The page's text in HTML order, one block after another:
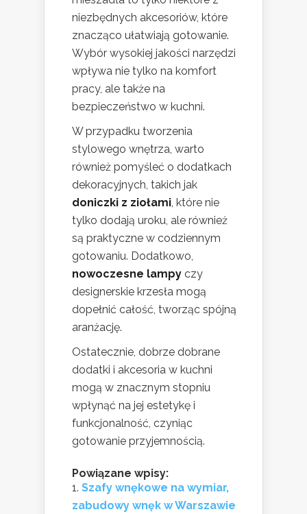
niezbędnych akcesoriów, które
znacząco ułatwiają gotowanie.
Wybór wysokiej jakości narzędzi
wpływa nie tylko na komfort
pracy, ale także na
bezpieczeństwo w kuchni.
W przypadku tworzenia
stylowego wnętrza, warto
również pomyśleć o dodatkach
dekoracyjnych, takich jak
doniczki z ziołami, które nie
tylko dodają uroku, ale również
są praktyczne w codziennym
gotowaniu. Dodatkowo,
nowoczesne lampy czy
designerskie krzesła mogą
dopełnić całość, tworząc spójną
aranżację.
Ostatecznie, dobrze dobrane
dodatki i akcesoria w kuchni
mogą w znacznym stopniu
wpłynąć na jej estetykę i
funkcjonalność, czyniąc
gotowanie przyjemnością.
Powiązane wpisy:
Szafy wnękowe na wymiar,
zabudowy wnęk w Warszawie